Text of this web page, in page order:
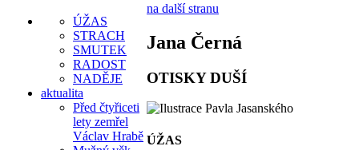
ÚŽAS
STRACH
SMUTEK
RADOST
NADĚJE
aktualita
Před čtyřiceti
lety zemřel
Václav Hrabě
na další stranu
Jana Černá
OTISKY DUŠÍ
ÚŽAS